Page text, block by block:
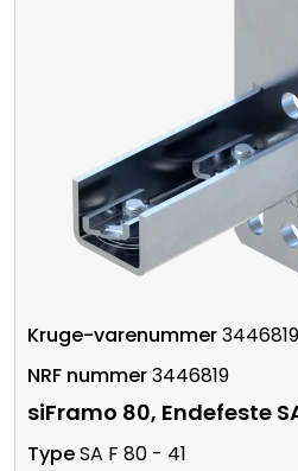
3446819
3446819
siFramo 80, Endefeste
SA F 80 - 41